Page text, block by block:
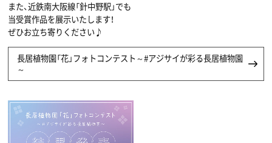
また、近鉄南大阪線「針中野駅」でも
当受賞作品を展示いたします！
ぜひお立ち寄りください♪
長居植物園「花」フォトコンテスト～#アジサイが彩る長居植物園
～